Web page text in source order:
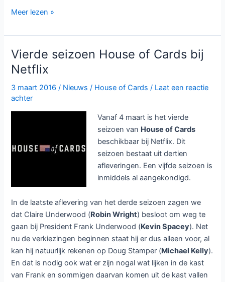
of
seizoen
4
Review:
of
Cards
seizoen
4
Meer lezen »
Vierde seizoen House of Cards bij
Netflix
3 maart 2016/ Nieuws / House of Cards / Laat een reactie
achter
Vanaf 4 maart is het vierde
seizoen van House of Cards
beschikbaar bij Netflix. Dit
seizoen bestaat uit dertien
afleveringen. Een vijfde seizoen is
inmiddels al aangekondigd.
In de laatste aflevering van het derde seizoen zagen we
dat Claire Underwood (Robin Wright) besloot om weg te
gaan bij President Frank Underwood (Kevin Spacey). Net
nu de verkiezingen beginnen staat hij er dus alleen voor, al
kan hij natuurlijk rekenen op Doug Stamper (Michael Kelly).
En dat is nodig ook wat er zijn nogal wat lijken in de kast
van Frank en sommigen daarvan komen uit de kast vallen